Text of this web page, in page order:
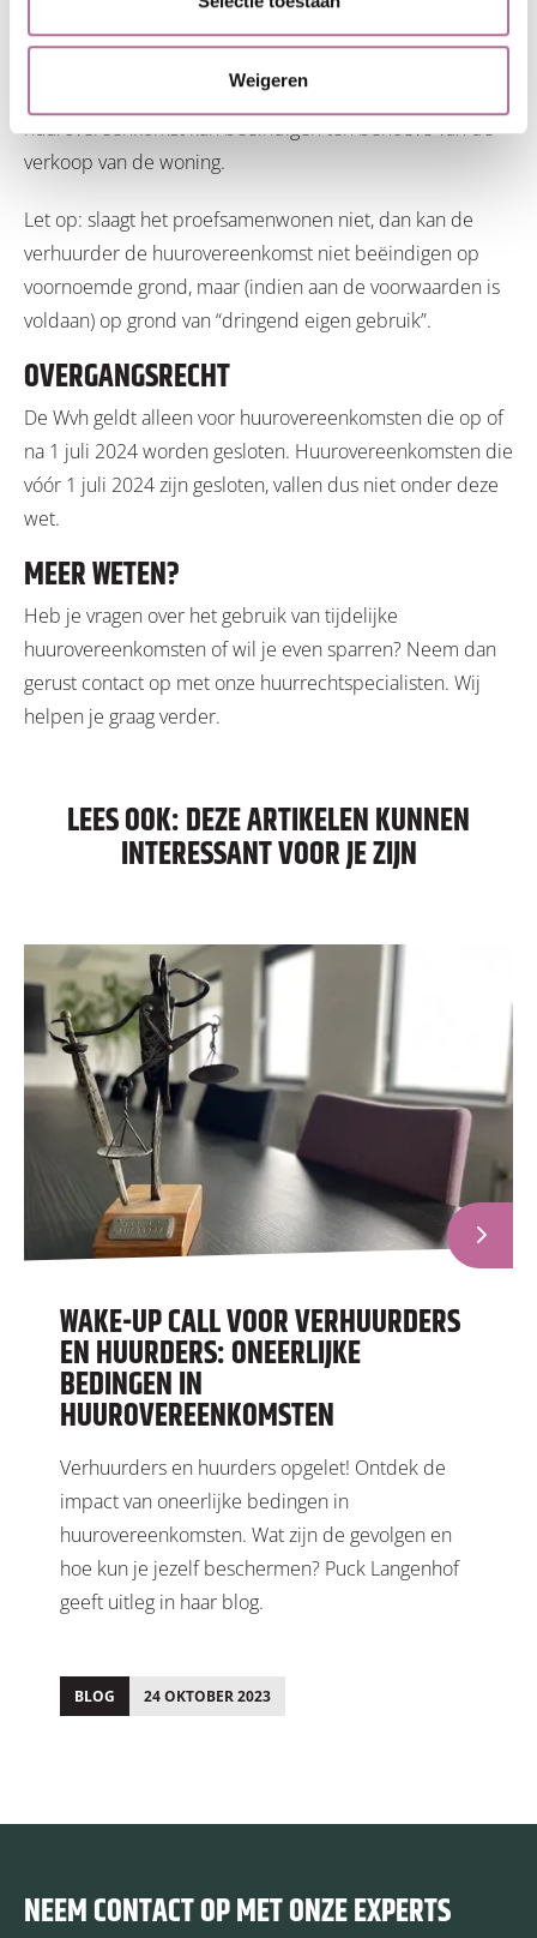
Weigeren
trouwen of een geregistreerd partnerschap zijn
huurovereenkomst is opgenomen dat de verhuurder de
huurovereenkomst kan beëindigen ten behoeve van de
verkoop van de woning.
Let op: slaagt het proefsamenwonen niet, dan kan de
verhuurder de huurovereenkomst niet beëindigen op
voornoemde grond, maar (indien aan de voorwaarden is
voldaan) op grond van “dringend eigen gebruik”.
OVERGANGSRECHT
De Wvh geldt alleen voor huurovereenkomsten die op of
na 1 juli 2024 worden gesloten. Huurovereenkomsten die
vóór 1 juli 2024 zijn gesloten, vallen dus niet onder deze
wet.
MEER WETEN?
Heb je vragen over het gebruik van tijdelijke
huurovereenkomsten of wil je even sparren? Neem dan
gerust contact op met onze huurrechtspecialisten. Wij
helpen je graag verder.
LEES OOK: DEZE ARTIKELEN KUNNEN
INTERESSANT VOOR JE ZIJN
WAKE-UP CALL VOOR VERHUURDERS
EN HUURDERS: ONEERLIJKE
BEDINGEN IN
HUUROVEREENKOMSTEN
Verhuurders en huurders opgelet! Ontdek de
impact van oneerlijke bedingen in
huurovereenkomsten. Wat zijn de gevolgen en
hoe kun je jezelf beschermen? Puck Langenhof
geeft uitleg in haar blog.
BLOG 24 OKTOBER 2023
NEEM CONTACT OP MET ONZE EXPERTS